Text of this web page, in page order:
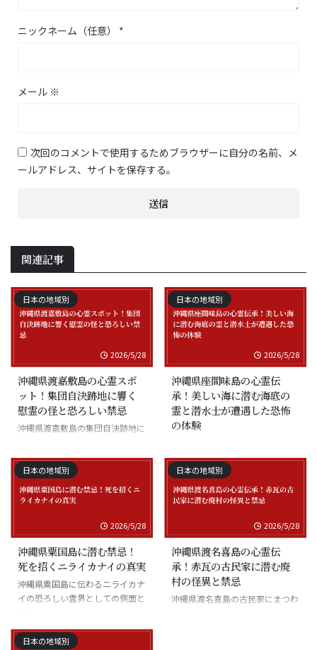
ニックネーム（任意） *
メール ※
次回のコメントで使用するためブラウザーに自分の名前、メ
ールアドレス、サイトを保存する。
関連記事
日本の地域別
2026/5/28
沖縄県渡嘉敷島の心霊スポ
ット！集団自決跡地に響く
慰霊の怪と恐ろしい禁忌
沖縄県渡嘉敷島の集団自決跡地に
日本の地域別
2026/5/28
沖縄県座間味島の心霊伝
承！美しい海に潜む海底の
霊と潜水士が遭遇した恐怖
の体験
士の怪談
日本の地域別
2026/5/28
沖縄県粟国島に潜む禁忌！
死を招くニライカナイの真実
沖縄県粟国島に伝わるニライカナ
イの恐ろしい霊界としての側面と
日本の地域別
2026/5/28
沖縄県渡名喜島の心霊伝
承！赤瓦の古民家に潜む廃
村の怪異と禁忌
沖縄県渡名喜島の古民家にまつわ
日本の地域別